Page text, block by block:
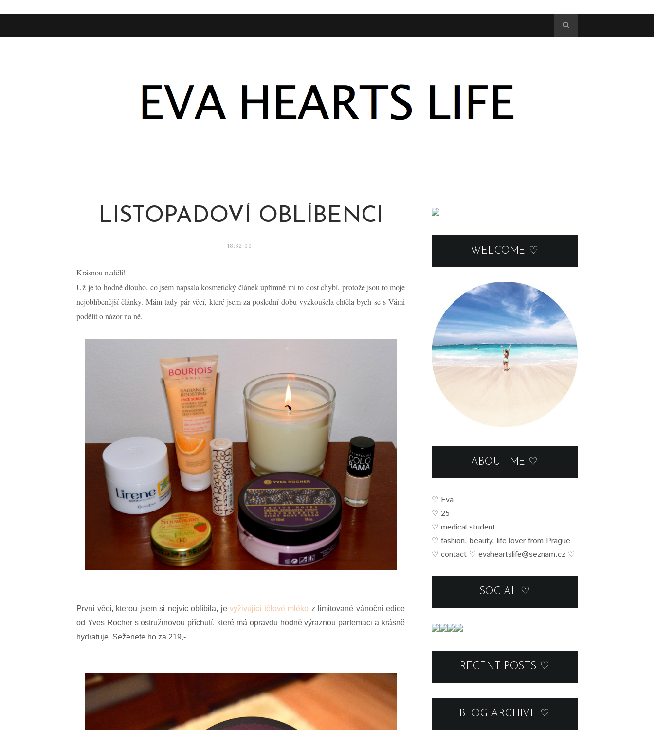
LISTOPADOVÍ OBLÍBENCI
18:32:00
Krásnou neděli!
Už je to hodně dlouho, co jsem napsala kosmetický článek upřímně mi to dost chybí, protože jsou to moje
nejoblíbenější články. Mám tady pár věcí, které jsem za poslední dobu vyzkoušela chtěla bych se s Vámi
podělit o názor na ně.
První věcí, kterou jsem si nejvíc oblíbila, je vyživující tělové mléko z limitované vánoční edice
od Yves Rocher s ostružinovou příchutí, které má opravdu hodně výraznou parfemaci a krásně
hydratuje. Seženete ho za 219,-.
WELCOME ♡
ABOUT ME ♡
♡ Eva
♡ 25
♡ medical student
♡ fashion, beauty, life lover from Prague
♡ contact ♡ evaheartslife@seznam.cz ♡
SOCIAL ♡
RECENT POSTS ♡
BLOG ARCHIVE ♡